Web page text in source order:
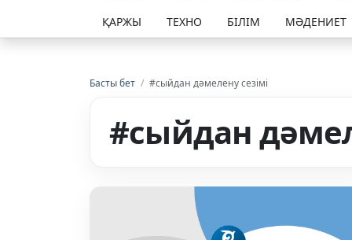
ҚАРЖЫ
ТЕХНО БІЛІМ МӘДЕНИЕТ
Басты бет / #сыйдан дәмелену сезімі
#сыйдан